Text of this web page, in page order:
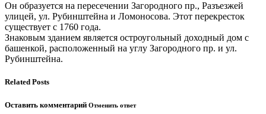
Он образуется на пересечении Загородного пр., Разъезжей
улицей, ул. Рубинштейна и Ломоносова. Этот перекресток
существует с 1760 года.
Знаковым зданием является остроугольный доходный дом с
башенкой, расположенный на углу Загородного пр. и ул.
Рубинштейна.
Related Posts
Оставить комментарий Отменить ответ